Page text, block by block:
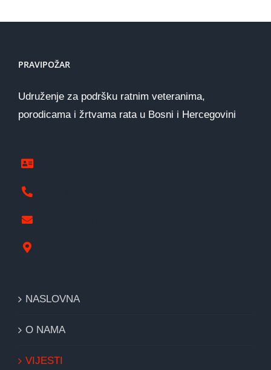
PRAVIPOŽAR
Udruženje za podršku ratnim veteranima,
porodicama i žrtvama rata u Bosni i Hercegovini
NASLOVNA
O NAMA
VIJESTI